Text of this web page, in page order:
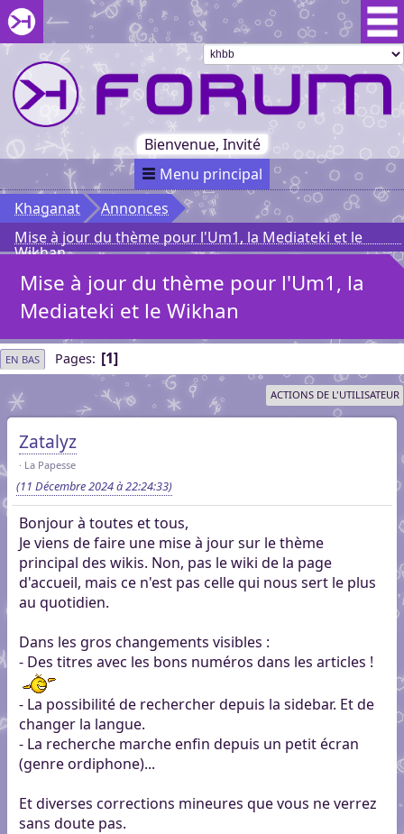
Aller au menu du forum
Aller au contenu du forum
Aller à la recherche dans le forum
Passer le
menu
Khaganat
Retour
au début
du menu
Khaganat
Bienvenue, Invité
Menu principal
Khaganat
Annonces
Mise à jour du thème pour l'Um1, la Mediateki et le
Wikhan
Mise à jour du thème pour l'Um1, la
Mediateki et le Wikhan
EN BAS Pages 1
ACTIONS DE L'UTILISATEUR
Zatalyz
La Papesse
(11 Décembre 2024 à 22:24:33)
Bonjour à toutes et tous,
Je viens de faire une mise à jour sur le thème
principal des wikis. Non, pas le wiki de la page
d'accueil, mais ce n'est pas celle qui nous sert le plus
au quotidien.
Dans les gros changements visibles :
- Des titres avec les bons numéros dans les articles !
- La possibilité de rechercher depuis la sidebar. Et de
changer la langue.
- La recherche marche enfin depuis un petit écran
(genre ordiphone)...
Et diverses corrections mineures que vous ne verrez
sans doute pas.